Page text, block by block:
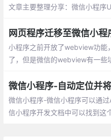
文章主要整理分享：微信小程序
网页程序迁移至微信小
小程序之前开放了webview功能
了，但是微信的webview有一些
微信小程序-自动定位并
微信小程序-微信小程序可以通
信小程序开发文档中可以找到这